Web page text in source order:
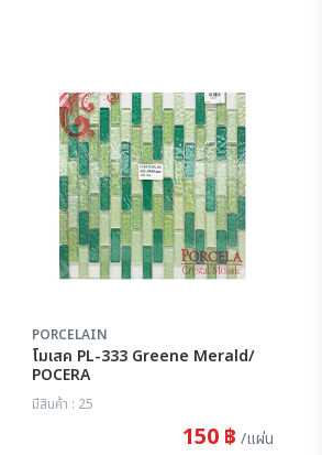
PORCELAIN
โมเสค PL-333 Greene Merald/
POCERA
มีสินค้า : 25
150 ฿ /แผ่น